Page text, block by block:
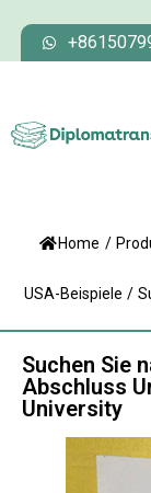
Home /
USA-Beispiele /
Suchen Sie
Abschluss
University